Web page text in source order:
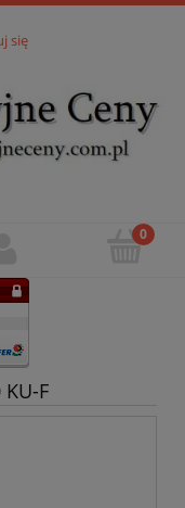
się
F